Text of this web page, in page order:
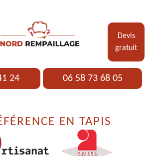
Devis
gratuit
24 06 58 73 68 05
EN TAPIS